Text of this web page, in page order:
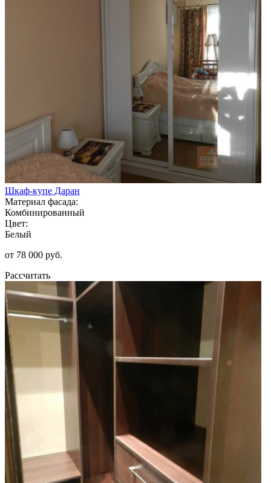
Шкаф-купе Даран
Материал фасада:
Комбинированный
Цвет:
Белый
от 78 000 руб.
Рассчитать